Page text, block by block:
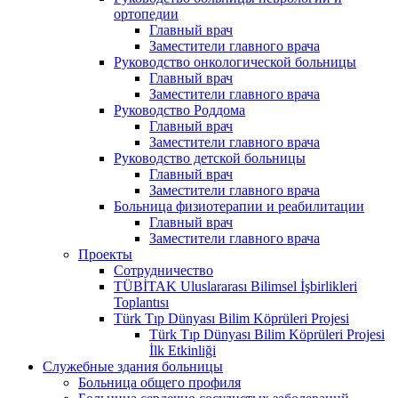
ортопедии
Главный врач
Заместители главного врача
Руководство онкологической больницы
Главный врач
Заместители главного врача
Руководство Роддома
Главный врач
Заместители главного врача
Руководство детской больницы
Главный врач
Заместители главного врача
Больница физиотерапии и реабилитации
Главный врач
Заместители главного врача
Проекты
Сотрудничество
TÜBİTAK Uluslararası Bilimsel İşbirlikleri
Toplantısı
Türk Tıp Dünyası Bilim Köprüleri Projesi
Türk Tıp Dünyası Bilim Köprüleri Projesi
İlk Etkinliği
Служебные здания больницы
Больница общего профиля